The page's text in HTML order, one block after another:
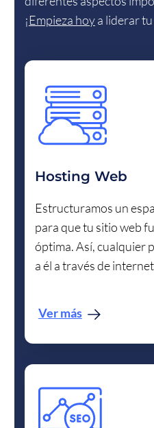
¡Empieza hoya liderar
Hosting Web
Estructuramos un
para que tu sitio web
óptima. Así, cualquier
a él a través de
Ver más